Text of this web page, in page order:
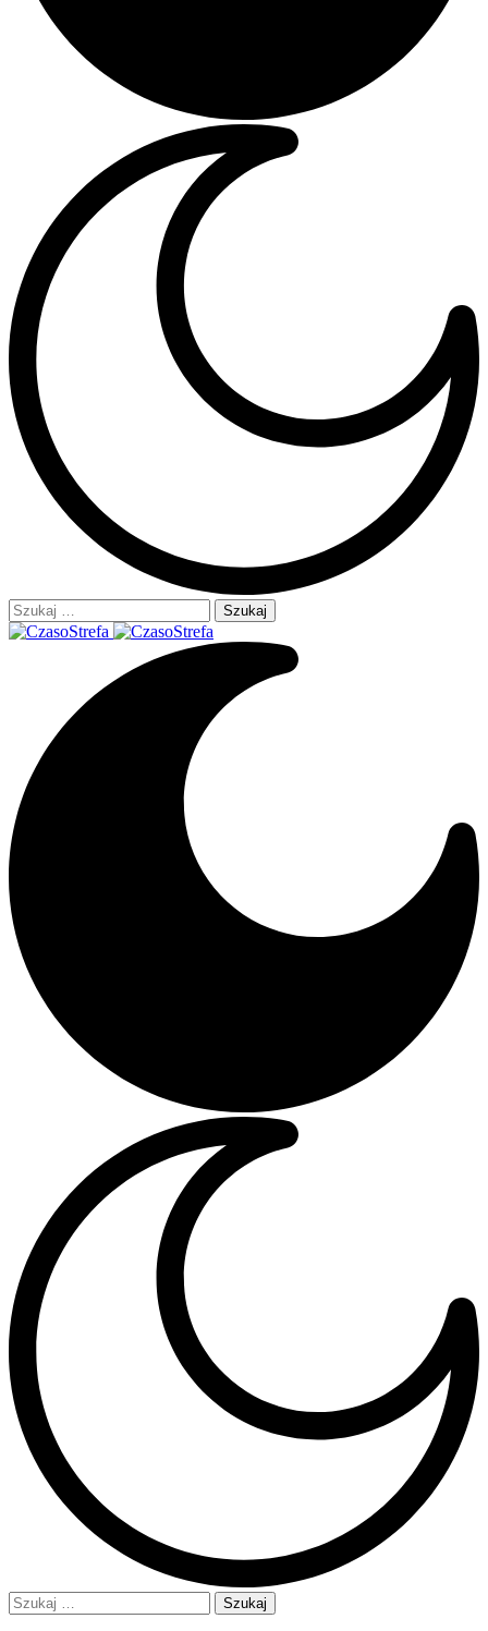
Szukaj:
Szukaj: